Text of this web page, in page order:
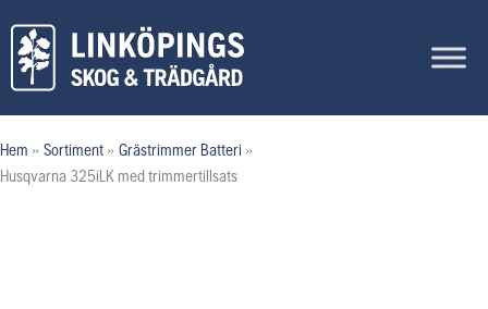
innehåll
Hem » Sortiment » Grästrimmer Batteri »
Husqvarna 325iLK med trimmertillsats